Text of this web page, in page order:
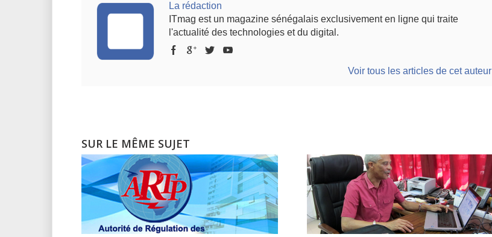
La rédaction
ITmag est un magazine sénégalais exclusivement en ligne qui traite
l'actualité des technologies et du digital.
Voir tous les articles de cet auteur
SUR LE MÊME SUJET